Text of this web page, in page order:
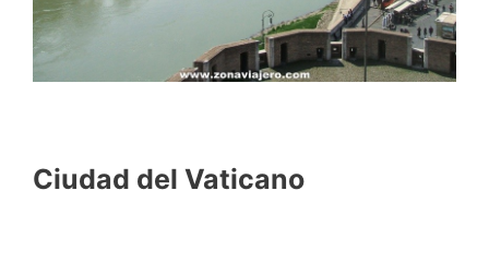
Ciudad del Vaticano